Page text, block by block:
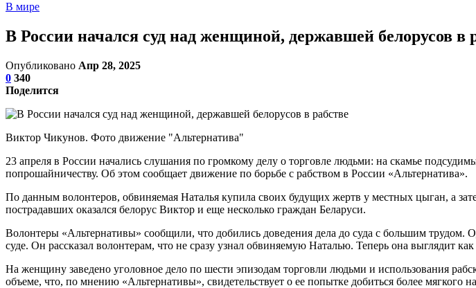
В мире
В России начался суд над женщиной, державшей белорусов в
Опубликовано Апр 28, 2025
0 340
Поделится
Виктор Чикунов. Фото движение "Альтернатива"
23 апреля в России начались слушания по громкому делу о торговле людьми: на скамье
попрошайничеству. Об этом сообщает движение по борьбе с рабством в России «Альтернатива».
По данным волонтеров, обвиняемая Наталья купила своих будущих жертв у местных цыган, а
пострадавших оказался белорус Виктор и еще несколько граждан Беларуси.
Волонтеры «Альтернативы» сообщили, что добились доведения дела до суда с большим трудом.
суде. Он рассказал волонтерам, что не сразу узнал обвиняемую Наталью. Теперь она выглядит
На женщину заведено уголовное дело по шести эпизодам торговли людьми и использования
объеме, что, по мнению «Альтернативы», свидетельствует о ее попытке добиться более мягкого